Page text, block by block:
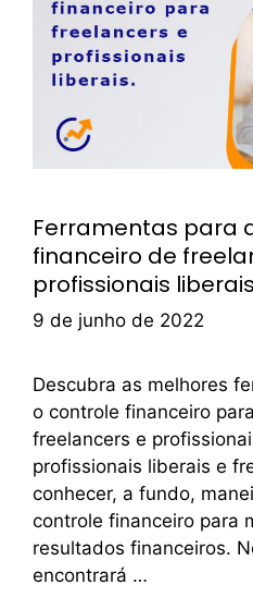
Ferramentas para
financeiro de
profissionais liberais
9 de junho de 2022
Descubra as melhores
o controle financeiro
freelancers e
profissionais liberais e
conhecer, a fundo,
controle financeiro para
resultados financeiros.
encontrará …